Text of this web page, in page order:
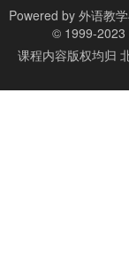
Powered by 外语教
© 1999-2023
课程内容版权均归